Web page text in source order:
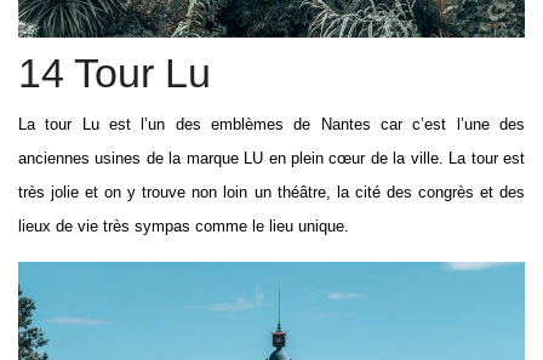
14 Tour Lu
La tour Lu est l’un des emblèmes de Nantes car c’est l’une des
anciennes usines de la marque LU en plein cœur de la ville. La tour est
très jolie et on y trouve non loin un théâtre, la cité des congrès et des
lieux de vie très sympas comme le lieu unique.